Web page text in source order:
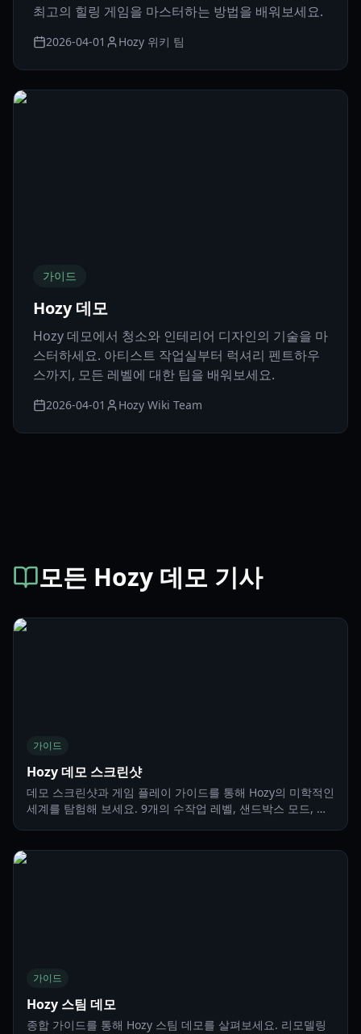
최고의 힐링 게임을 마스터하는 방법을 배워보세요.
2026-04-01 Hozy 위키 팀
가이드
Hozy 데모
Hozy 데모에서 청소와 인테리어 디자인의 기술을 마
스터하세요. 아티스트 작업실부터 럭셔리 펜트하우
스까지, 모든 레벨에 대한 팁을 배워보세요.
2026-04-01 Hozy Wiki Team
모든 Hozy 데모 기사
가이드
Hozy 데모 스크린샷
데모 스크린샷과 게임 플레이 가이드를 통해 Hozy의 미학적인
세계를 탐험해 보세요. 9개의 수작업 레벨, 샌드박스 모드, 디
가이드
Hozy 스팀 데모
종합 가이드를 통해 Hozy 스팀 데모를 살펴보세요. 리모델링